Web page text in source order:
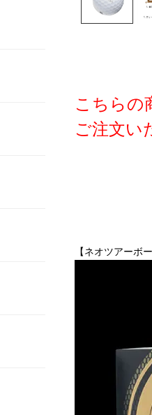
こちらの
ご注文い
【ネオツアーボー